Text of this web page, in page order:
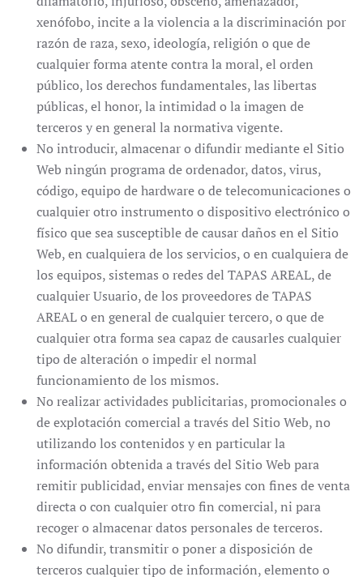
xenófobo, incite a la violencia a la discriminación por
razón de raza, sexo, ideología, religión o que de
cualquier forma atente contra la moral, el orden
público, los derechos fundamentales, las libertas
públicas, el honor, la intimidad o la imagen de
terceros y en general la normativa vigente.
No introducir, almacenar o difundir mediante el Sitio
Web ningún programa de ordenador, datos, virus,
código, equipo de hardware o de telecomunicaciones o
cualquier otro instrumento o dispositivo electrónico o
físico que sea susceptible de causar daños en el Sitio
Web, en cualquiera de los servicios, o en cualquiera de
los equipos, sistemas o redes del TAPAS AREAL, de
cualquier Usuario, de los proveedores de TAPAS
AREAL o en general de cualquier tercero, o que de
cualquier otra forma sea capaz de causarles cualquier
tipo de alteración o impedir el normal
funcionamiento de los mismos.
No realizar actividades publicitarias, promocionales o
de explotación comercial a través del Sitio Web, no
utilizando los contenidos y en particular la
información obtenida a través del Sitio Web para
remitir publicidad, enviar mensajes con fines de venta
directa o con cualquier otro fin comercial, ni para
recoger o almacenar datos personales de terceros.
No difundir, transmitir o poner a disposición de
terceros cualquier tipo de información, elemento o